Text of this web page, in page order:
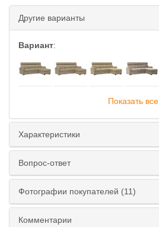
Другие варианты
Вариант:
Показать все
Характеристики
Вопрос-ответ
Фотографии покупателей (11)
Комментарии